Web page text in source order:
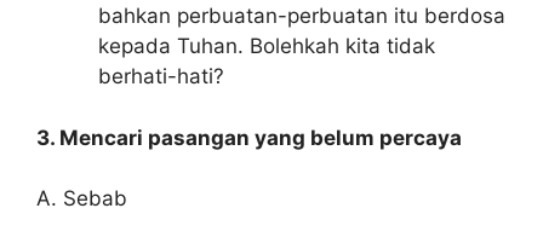
bahkan perbuatan-perbuatan itu berdosa
kepada Tuhan. Bolehkah kita tidak
berhati-hati?
3. Mencari pasangan yang belum percaya
A. Sebab